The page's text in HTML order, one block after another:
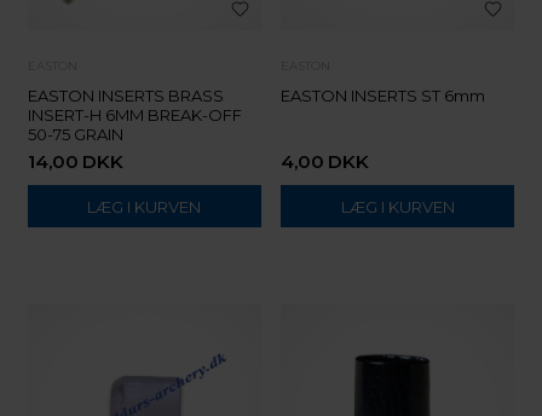
EASTON INSERTS BRASS
INSERT-H 6MM BREAK-OFF
50-75 GRAIN
14,00 DKK
EASTON INSERTS ST 6mm
4,00 DKK